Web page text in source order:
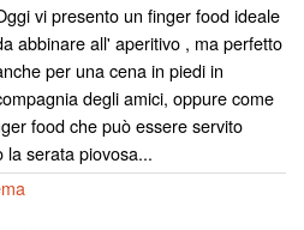
vi presento un finger food ideale
abbinare all' aperitivo , ma perfetto
per una cena in piedi in
degli amici, oppure come
food che può essere servito
serata piovosa...